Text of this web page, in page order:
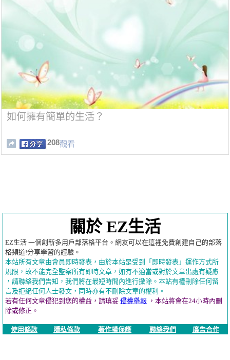
如何擁有簡單的生活？
208觀看
關於 EZ生活
EZ生活 一個創新多用戶部落格平台。網友可以在這裡免費創建自己的部落
格頻道!分享學習的經驗。
本站所有文章由會員即時發表，由於本站是受到「即時發表」運作方式所
規限，故不能完全監察所有即時文章，如有不適當或對於文章出處有疑慮
，請聯絡我們告知，我們將在最短時間內進行撤除。本站有權刪除任何留
言及拒絕任何人士發文，同時亦有不刪除文章的權利。
若有任何文章侵犯到您的權益，請瑱妥 侵權舉報 ，本站將會在24小時內刪
除或修正。
使用條款 隱私條款 著作權保護 聯絡我們 廣告合作